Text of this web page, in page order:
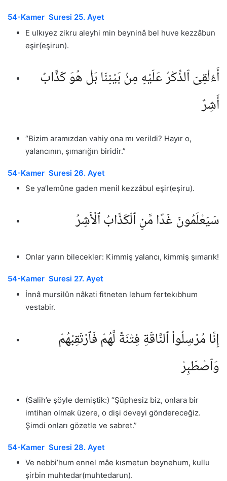
54-Kamer Suresi 25. Ayet
E ulkıyez zikru aleyhi min beyninâ bel huve kezzâbun
eşir(eşirun).
أَءُلْقِىَ ٱلذِّكْرُ عَلَيْهِ مِنۢ بَيْنِنَا بَلْ هُوَ كَذَّابٌ
أَشِرٌ
“Bizim aramızdan vahiy ona mı verildi? Hayır o,
yalancının, şımarığın biridir.”
54-Kamer Suresi 26. Ayet
Se ya’lemûne gaden menil kezzâbul eşir(eşiru).
سَيَعْلَمُونَ غَدًا مَّنِ ٱلْكَذَّابُ ٱلْأَشِرُ
Onlar yarın bilecekler: Kimmiş yalancı, kimmiş şımarık!
54-Kamer Suresi 27. Ayet
İnnâ mursilûn nâkati fitneten lehum fertekıbhum
vestabir.
إِنَّا مُرْسِلُوا۟ ٱلنَّاقَةِ فِتْنَةً لَّهُمْ فَٱرْتَقِبْهُمْ
وَٱصْطَبِرْ
(Salih’e şöyle demiştik:) “Şüphesiz biz, onlara bir
imtihan olmak üzere, o dişi deveyi göndereceğiz.
Şimdi onları gözetle ve sabret.”
54-Kamer Suresi 28. Ayet
Ve nebbi’hum ennel mâe kısmetun beynehum, kullu
şirbin muhtedar(muhtedarun).